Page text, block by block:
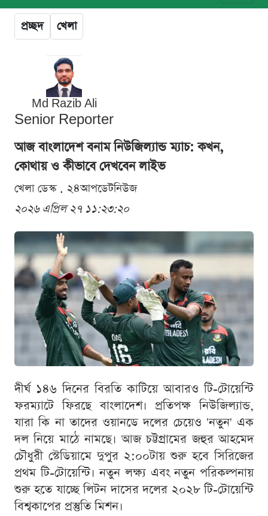
প্রচ্ছদ খেলা
Md Razib Ali
Senior Reporter
আজ বাংলাদেশ বনাম নিউজিল্যান্ড ম্যাচ: কখন,
কোথায় ও কীভাবে দেখবেন লাইভ
খেলা ডেস্ক . ২৪আপডেটনিউজ
২০২৬ এপ্রিল ২৭ ১১:২৩:২০
দীর্ঘ ১৪৬ দিনের বিরতি কাটিয়ে আবারও টি-টোয়েন্টি
ফরম্যাটে ফিরছে বাংলাদেশ। প্রতিপক্ষ নিউজিল্যান্ড,
যারা কি না তাদের ওয়ানডে দলের চেয়েও 'নতুন' এক
দল নিয়ে মাঠে নামছে। আজ চট্টগ্রামের জহুর আহমেদ
চৌধুরী স্টেডিয়ামে দুপুর ২:০০টায় শুরু হবে সিরিজের
প্রথম টি-টোয়েন্টি। নতুন লক্ষ্য এবং নতুন পরিকল্পনায়
শুরু হতে যাচ্ছে লিটন দাসের দলের ২০২৮ টি-টোয়েন্টি
বিশ্বকাপের প্রস্তুতি মিশন।